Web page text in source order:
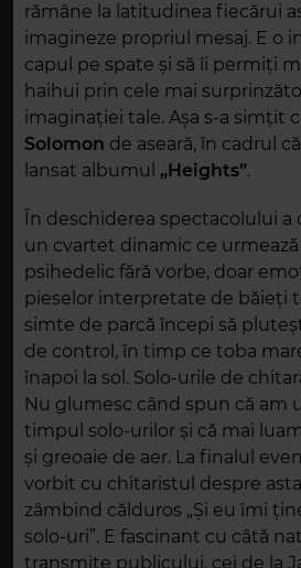
rămâne la latitudinea fiecărui
imagineze propriul mesaj. E o
capul pe spate și să îi permiți
haihui prin cele mai
imaginației tale. Așa s-a simțit
Solomon de aseară, în cadrul
lansat albumul „Heights”.
În deschiderea spectacolului a
un cvartet dinamic ce urmează
psihedelic fără vorbe, doar
pieselor interpretate de băieți
simte de parcă începi să
de control, în timp ce toba
înapoi la sol. Solo-urile de
Nu glumesc când spun că am
timpul solo-urilor și că mai
și greoaie de aer. La finalul
vorbit cu chitaristul despre
zâmbind călduros „Și eu îmi
solo-uri”. E fascinant cu câtă
transmite publicului, cei de la